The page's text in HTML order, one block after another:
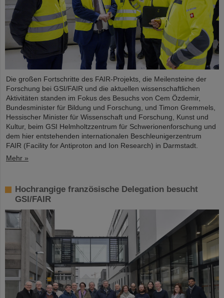
Die großen Fortschritte des FAIR-Projekts, die Meilensteine der
Forschung bei GSI/FAIR und die aktuellen wissenschaftlichen
Aktivitäten standen im Fokus des Besuchs von Cem Özdemir,
Bundesminister für Bildung und Forschung, und Timon Gremmels,
Hessischer Minister für Wissenschaft und Forschung, Kunst und
Kultur, beim GSI Helmholtzzentrum für Schwerionenforschung und
dem hier entstehenden internationalen Beschleunigerzentrum
FAIR (Facility for Antiproton and Ion Research) in Darmstadt.
Mehr »
Hochrangige französische Delegation besucht
GSI/FAIR